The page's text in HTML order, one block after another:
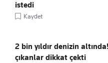
istedi
Kaydet
2 bin yıldır denizin
çıkanlar dikkat çekti